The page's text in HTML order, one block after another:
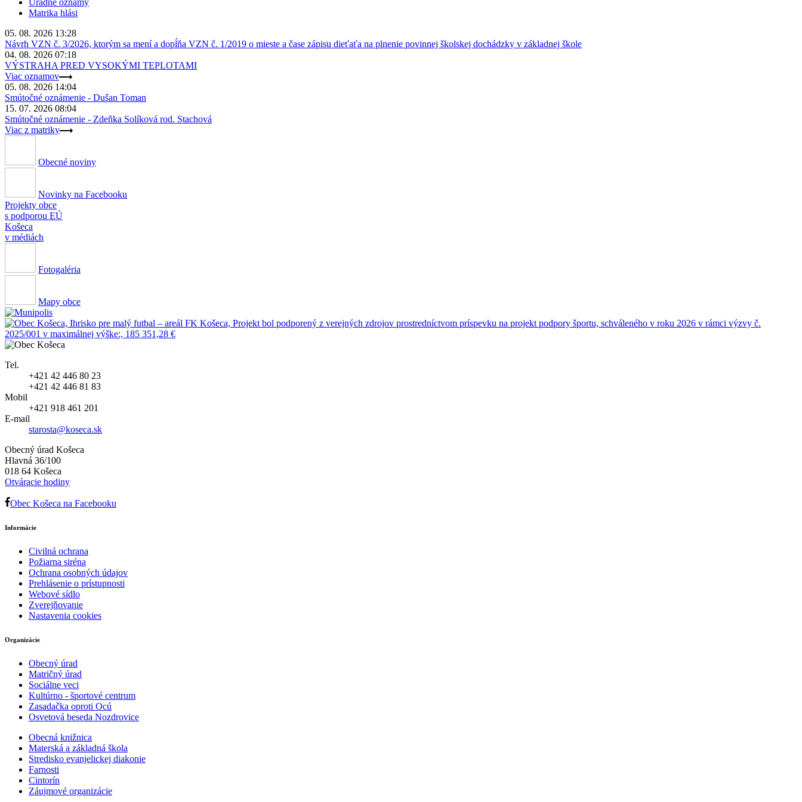
Úradné oznamy
Matrika hlási
05. 08. 2026 13:28
Návrh VZN č. 3/2026, ktorým sa mení a dopĺňa VZN č. 1/2019 o mieste a čase zápisu dieťaťa na plnenie povinnej školskej dochádzky v základnej škole
04. 08. 2026 07:18
VÝSTRAHA PRED VYSOKÝMI TEPLOTAMI
Viac oznamov
05. 08. 2026 14:04
Smútočné oznámenie - Dušan Toman
15. 07. 2026 08:04
Smútočné oznámenie - Zdeňka Solíková rod. Stachová
Viac z matriky
Obecné noviny
Novinky na Facebooku
Projekty obce
s podporou EÚ
Košeca
v médiách
Fotogaléria
Mapy obce
Tel.
+421 42 446 80 23
+421 42 446 81 83
Mobil
+421 918 461 201
E-mail
starosta@koseca.sk
Obecný úrad Košeca
Hlavná 36/100
018 64 Košeca
Otváracie hodiny
Obec Košeca na Facebooku
Informácie
Civilná ochrana
Požiarna siréna
Ochrana osobných údajov
Prehlásenie o prístupnosti
Webové sídlo
Zverejňovanie
Nastavenia cookies
Organizácie
Obecný úrad
Matričný úrad
Sociálne veci
Kultúrno - športové centrum
Zasadačka oproti Ocú
Osvetová beseda Nozdrovice
Obecná knižnica
Materská a základná škola
Stredisko evanjelickej diakonie
Farnosti
Cintorín
Záujmové organizácie